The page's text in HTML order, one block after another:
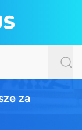
za